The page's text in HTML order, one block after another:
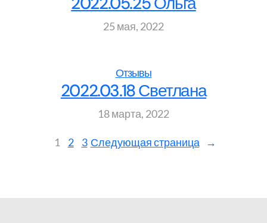
25 мая, 2022
Отзывы
2022.03.18 Светлана
18 марта, 2022
1 2 3 Следующая страница →